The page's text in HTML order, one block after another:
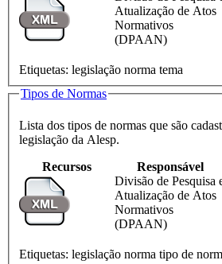
Atualização de Atos
Normativos
(DPAAN)
Etiquetas: legislação norma tema
Tipos de Normas
Lista dos tipos de normas que são
legislação da Alesp.
Recursos
Responsável
Divisão de Pesquisa
Atualização de Atos
Normativos
(DPAAN)
Etiquetas: legislação norma tipo de